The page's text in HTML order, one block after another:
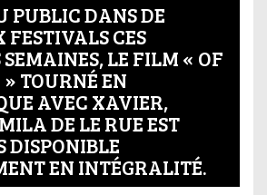
PUBLIC DANS DE
CES
LE FILM « OF
TOURNÉ EN
AVEC XAVIER,
DE LE RUE EST
DISPONIBLE
EN INTÉGRALITÉ.